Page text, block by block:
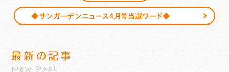
◆サンガーデンニュース4月号当選ワード◆
最新の記事
New Post